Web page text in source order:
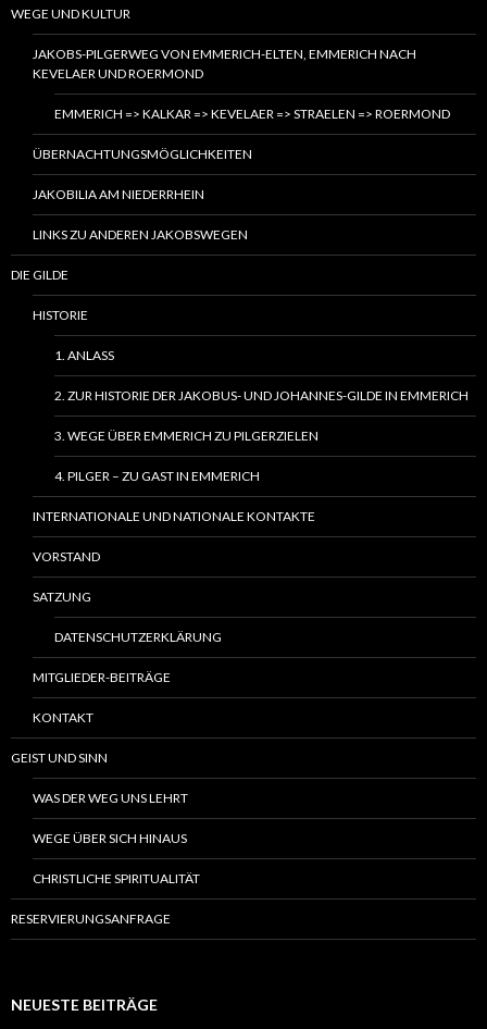
WEGE UND KULTUR
JAKOBS-PILGERWEG VON EMMERICH-ELTEN, EMMERICH NACH
KEVELAER UND ROERMOND
EMMERICH => KALKAR => KEVELAER => STRAELEN => ROERMOND
ÜBERNACHTUNGSMÖGLICHKEITEN
JAKOBILIA AM NIEDERRHEIN
LINKS ZU ANDEREN JAKOBSWEGEN
DIE GILDE
HISTORIE
1. ANLASS
2. ZUR HISTORIE DER JAKOBUS- UND JOHANNES-GILDE IN EMMERICH
3. WEGE ÜBER EMMERICH ZU PILGERZIELEN
4. PILGER – ZU GAST IN EMMERICH
INTERNATIONALE UND NATIONALE KONTAKTE
VORSTAND
SATZUNG
DATENSCHUTZERKLÄRUNG
MITGLIEDER-BEITRÄGE
KONTAKT
GEIST UND SINN
WAS DER WEG UNS LEHRT
WEGE ÜBER SICH HINAUS
CHRISTLICHE SPIRITUALITÄT
RESERVIERUNGSANFRAGE
NEUESTE BEITRÄGE